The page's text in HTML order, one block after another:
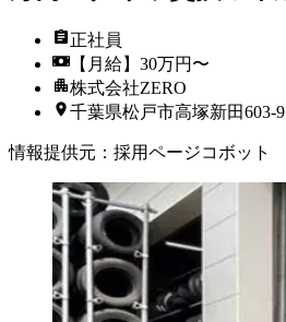
正社員
【月給】30万円〜
株式会社ZERO
千葉県松戸市高塚新田603-9
情報提供元 ： 採用ページコボット